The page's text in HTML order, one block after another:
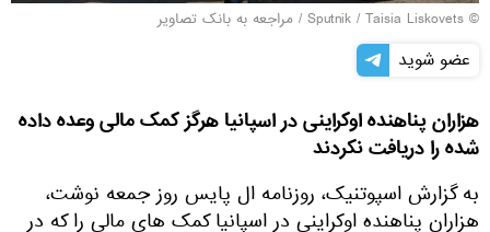
© Sputnik / Taisia Liskovets
/ مراجعه به بانک تصاویر
عضو شوید
هزاران پناهنده اوکراینی در اسپانیا هرگز کمک مالی وعده داده
شده را دریافت نکردند
به گزارش اسپوتنیک، روزنامه ال پایس روز جمعه نوشت،
هزاران پناهنده اوکراینی در اسپانیا کمک های مالی را که در